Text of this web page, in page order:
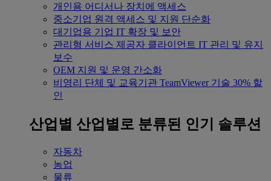
개인용 어디서나 장치에 액세스
중소기업 원격 액세스 및 지원 단순화
대기업용 기업 IT 확장 및 보안
관리형 서비스 제공자 클라이언트 IT 관리 및 유지
보수
OEM 지원 및 운영 간소화
비영리 단체 및 교육기관 TeamViewer 기술 30% 할
인
산업별 산업별로 분류된 인기 솔루션
자동차
농업
물류